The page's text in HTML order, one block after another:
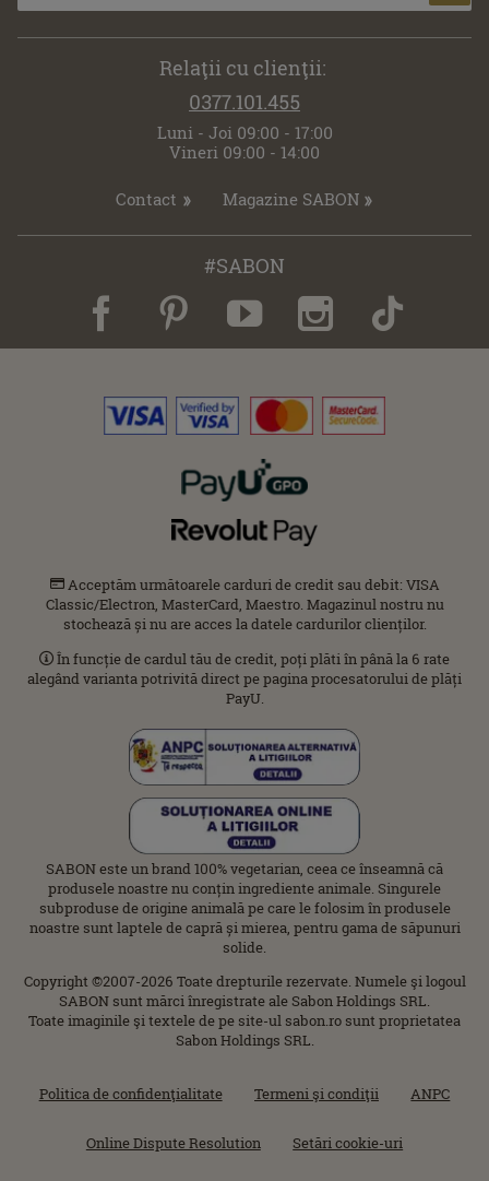
Relaţii cu clienţii:
0377.101.455
Luni - Joi 09:00 - 17:00
Vineri 09:00 - 14:00
Contact Magazine SABON
#SABON
Acceptăm următoarele carduri de credit sau debit: VISA
Classic/Electron, MasterCard, Maestro. Magazinul nostru nu
stochează și nu are acces la datele cardurilor clienților.
În funcție de cardul tău de credit, poți plăti în până la 6 rate
alegând varianta potrivită direct pe pagina procesatorului de plăți
PayU.
SABON este un brand 100% vegetarian, ceea ce înseamnă că
produsele noastre nu conțin ingrediente animale. Singurele
subproduse de origine animală pe care le folosim în produsele
noastre sunt laptele de capră și mierea, pentru gama de săpunuri
solide.
Copyright ©2007-2026 Toate drepturile rezervate. Numele şi logoul
SABON sunt mărci înregistrate ale Sabon Holdings SRL.
Toate imaginile şi textele de pe site-ul sabon.ro sunt proprietatea
Sabon Holdings SRL.
Politica de confidenţialitate Termeni şi condiţii ANPC
Online Dispute Resolution Setări cookie-uri